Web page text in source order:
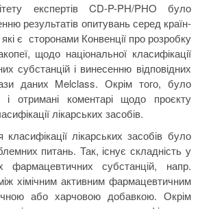
експертів CD-P-PH/PHO було
результатів опитувань серед країн-
є сторонами Конвенції про розробку
щодо національної класифікації
субстанцій і винесенню відповідних
даних Melclass. Окрім того, було
і отримані коментарі щодо проєкту
лікарських засобів.
лікарських засобів було
питань. Так, існує складність у
фармацевтичних субстанцій, напр.
хімічним активним фармацевтичним
або харчовою добавкою. Окрім